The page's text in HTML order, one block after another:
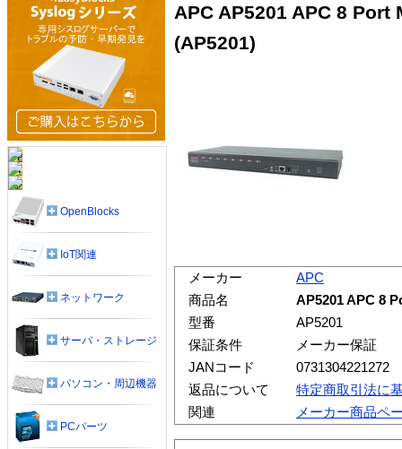
APC AP5201 APC 8
(AP5201)
メーカー
APC
商品名
AP5201 APC 8
型番
AP5201
保証条件
メーカー保証
JANコード
0731304221272
返品について
特定商取引法に
関連
メーカー商品ペ
OpenBlocks
IoT関連
ネットワーク
サーバ・ストレージ
パソコン・周辺機器
PCパーツ